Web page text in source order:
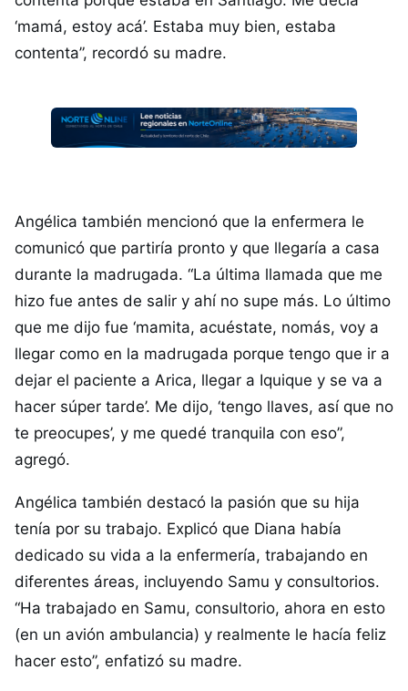
‘mamá, estoy acá’. Estaba muy bien, estaba
contenta”, recordó su madre.
Angélica también mencionó que la enfermera le
comunicó que partiría pronto y que llegaría a casa
durante la madrugada. “La última llamada que me
hizo fue antes de salir y ahí no supe más. Lo último
que me dijo fue ‘mamita, acuéstate, nomás, voy a
llegar como en la madrugada porque tengo que ir a
dejar el paciente a Arica, llegar a Iquique y se va a
hacer súper tarde’. Me dijo, ‘tengo llaves, así que no
te preocupes’, y me quedé tranquila con eso”,
agregó.
Angélica también destacó la pasión que su hija
tenía por su trabajo. Explicó que Diana había
dedicado su vida a la enfermería, trabajando en
diferentes áreas, incluyendo Samu y consultorios.
“Ha trabajado en Samu, consultorio, ahora en esto
(en un avión ambulancia) y realmente le hacía feliz
hacer esto”, enfatizó su madre.